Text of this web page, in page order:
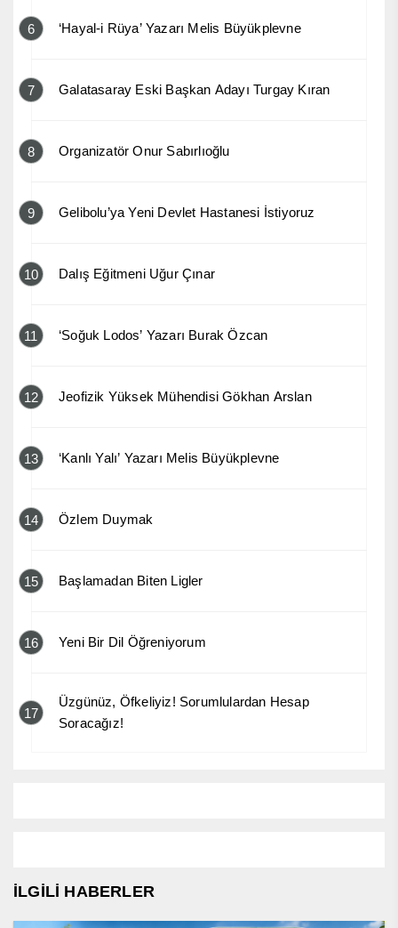
6 ‘Hayal-i Rüya’ Yazarı Melis Büyükplevne
7 Galatasaray Eski Başkan Adayı Turgay Kıran
8 Organizatör Onur Sabırlıoğlu
9 Gelibolu’ya Yeni Devlet Hastanesi İstiyoruz
10 Dalış Eğitmeni Uğur Çınar
11 ‘Soğuk Lodos’ Yazarı Burak Özcan
12 Jeofizik Yüksek Mühendisi Gökhan Arslan
13 ‘Kanlı Yalı’ Yazarı Melis Büyükplevne
14 Özlem Duymak
15 Başlamadan Biten Ligler
16 Yeni Bir Dil Öğreniyorum
17
Üzgünüz, Öfkeliyiz! Sorumlulardan Hesap
Soracağız!
İLGİLİ HABERLER